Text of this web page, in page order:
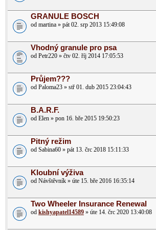
GRANULE BOSCH
od martina » pát 02. srp 2013 15:49:08
Vhodný granule pro psa
od Petr220 » čtv 02. říj 2014 17:05:53
Průjem???
od Paloma23 » stř 01. dub 2015 23:04:43
B.A.R.F.
od Elen » pon 16. bře 2015 19:50:23
Pitný režim
od Sabina60 » pát 13. črc 2018 15:11:33
Kloubní výživa
od Návštěvník » úte 15. bře 2016 16:35:14
Two Wheeler Insurance Renewal
od kishyapatel14589 » úte 14. črc 2020 13:40:08